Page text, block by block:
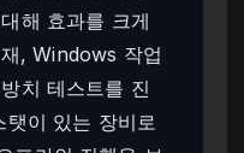
해 효과를 크게
, Windows 작업
치 테스트를 진
이 있는 장비로